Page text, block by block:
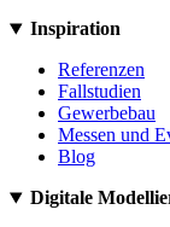
Inspiration
Referenzen
Fallstudien
Gewerbebau
Messen und
Blog
Digitale